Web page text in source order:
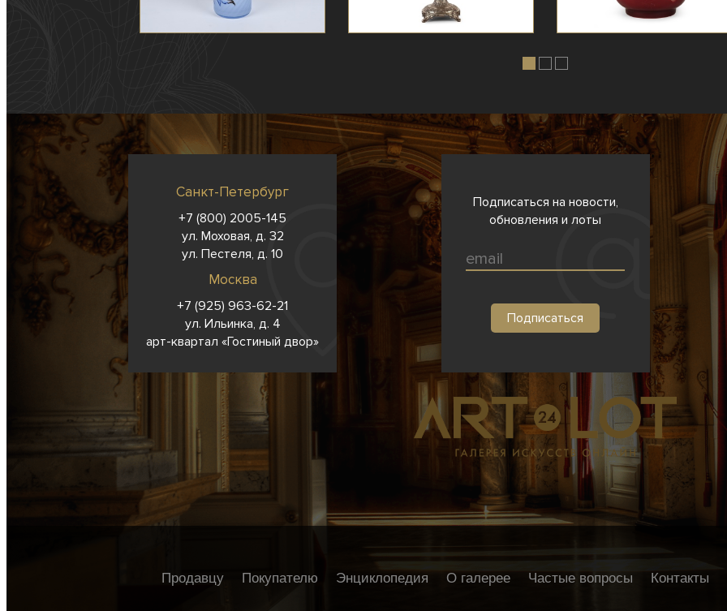
Санкт-Петербург
+7 (800) 2005-145
ул. Моховая, д. 32
ул. Пестеля, д. 10
Москва
+7 (925) 963-62-21
ул. Ильинка, д. 4
арт-квартал «Гостиный двор»
Подписаться на новости,
обновления и лоты
Продавцу Покупателю Энциклопедия О галерее Частые вопросы Контакты